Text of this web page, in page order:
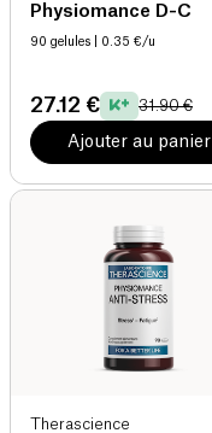
Physiomance D-C
90 gelules | 0.35 €/u
27.12 € 31.90 €
Ajouter au panier
Therascience